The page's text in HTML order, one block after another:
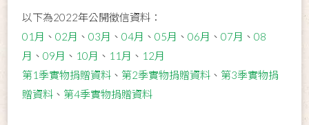
以下為2022年公開徵信資料：
01月 、02月 、03月 、04月 、05月 、06月 、07月 、08
月 、09月 、 10月 、 11月 、 12月
第1季實物捐贈資料 、 第2季實物捐贈資料 、 第3季實物捐
贈資料 、 第4季實物捐贈資料